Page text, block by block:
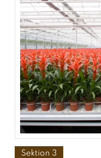
Sektion 3